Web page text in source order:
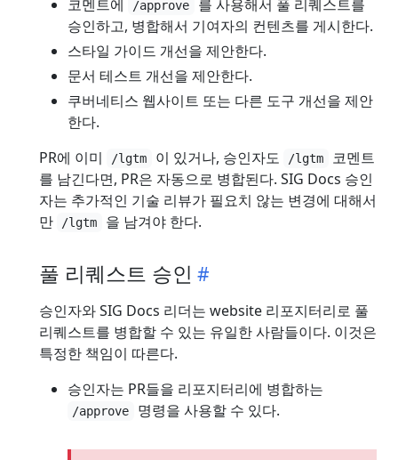
코멘트에
/approve
를 사용해서 풀 리퀘스트를
승인하고, 병합해서 기여자의 컨텐츠를 게시한다.
스타일 가이드 개선을 제안한다.
문서 테스트 개선을 제안한다.
쿠버네티스 웹사이트 또는 다른 도구 개선을 제안
한다.
PR에 이미
/lgtm 이 있거나, 승인자도 /lgtm
코멘트
를 남긴다면, PR은 자동으로 병합된다. SIG Docs 승인
자는 추가적인 기술 리뷰가 필요치 않는 변경에 대해서
만
/lgtm 을 남겨야 한다.
풀 리퀘스트 승인
승인자와 SIG Docs 리더는 website 리포지터리로 풀
리퀘스트를 병합할 수 있는 유일한 사람들이다. 이것은
특정한 책임이 따른다.
승인자는 PR들을 리포지터리에 병합하는
/approve 명령을 사용할 수 있다.